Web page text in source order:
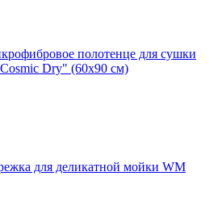
полотенце для сушки
Dry" (60х90 см)
для деликатной мойки WM